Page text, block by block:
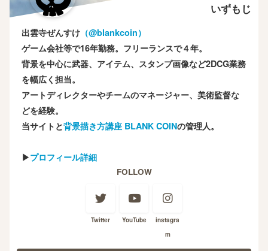
いずもじ
出雲寺ぜんすけ （‎@blankcoin）
ゲーム会社等で16年勤務。フリーランスで４年。
背景を中心に武器、アイテム、スタンプ画像など2DCG業務
を幅広く担当。
アートディレクターやチームのマネージャー、美術監督な
どを経験。
当サイトと背景描き方講座 BLANK COINの管理人。
▶プロフィール詳細
FOLLOW
Twitter YouTube
instagra
m